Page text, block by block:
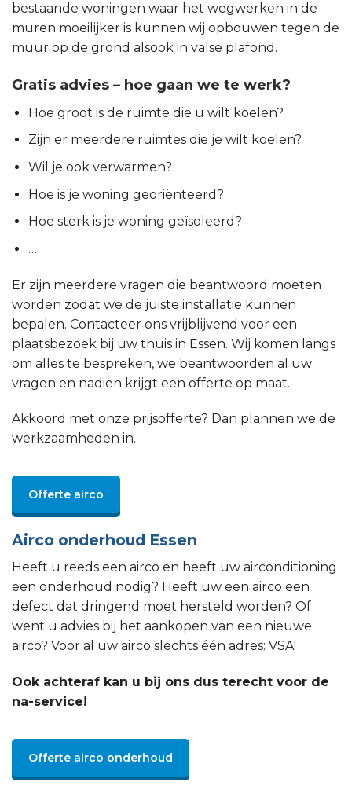
bestaande woningen waar het wegwerken in de
muren moeilijker is kunnen wij opbouwen tegen de
muur op de grond alsook in valse plafond.
Gratis advies – hoe gaan we te werk?
Hoe groot is de ruimte die u wilt koelen?
Zijn er meerdere ruimtes die je wilt koelen?
Wil je ook verwarmen?
Hoe is je woning georiënteerd?
Hoe sterk is je woning geïsoleerd?
…
Er zijn meerdere vragen die beantwoord moeten
worden zodat we de juiste installatie kunnen
bepalen. Contacteer ons vrijblijvend voor een
plaatsbezoek bij uw thuis in Essen. Wij komen langs
om alles te bespreken, we beantwoorden al uw
vragen en nadien krijgt een offerte op maat.
Akkoord met onze prijsofferte? Dan plannen we de
werkzaamheden in.
Offerte airco
Airco onderhoud Essen
Heeft u reeds een airco en heeft uw airconditioning
een onderhoud nodig? Heeft uw een airco een
defect dat dringend moet hersteld worden? Of
went u advies bij het aankopen van een nieuwe
airco? Voor al uw airco slechts één adres: VSA!
Ook achteraf kan u bij ons dus terecht voor de
na-service!
Offerte airco onderhoud